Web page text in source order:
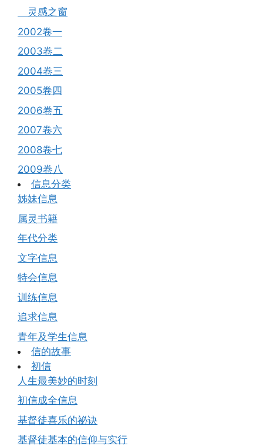
灵感之窗
2002卷一
2003卷二
2004卷三
2005卷四
2006卷五
2007卷六
2008卷七
2009卷八
信息分类
姊妹信息
属灵书籍
年代分类
文字信息
特会信息
训练信息
追求信息
青年及学生信息
信的故事
初信
人生最美妙的时刻
初信成全信息
基督徒喜乐的祕诀
基督徒基本的信仰与实行